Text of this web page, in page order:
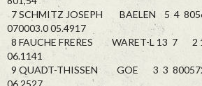
7 SCHMITZ JOSEPH BAELEN 5 4
070003.0 05.4917
8 FAUCHE FRERES WARET-L 13 7 2
06.1141
9 QUADT-THISSEN GOE 3 3 800572